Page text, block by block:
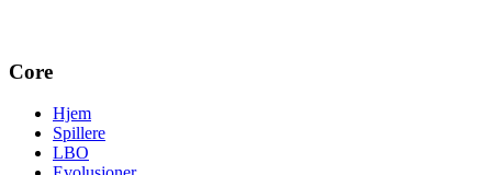
Core
Hjem
Spillere
LBO